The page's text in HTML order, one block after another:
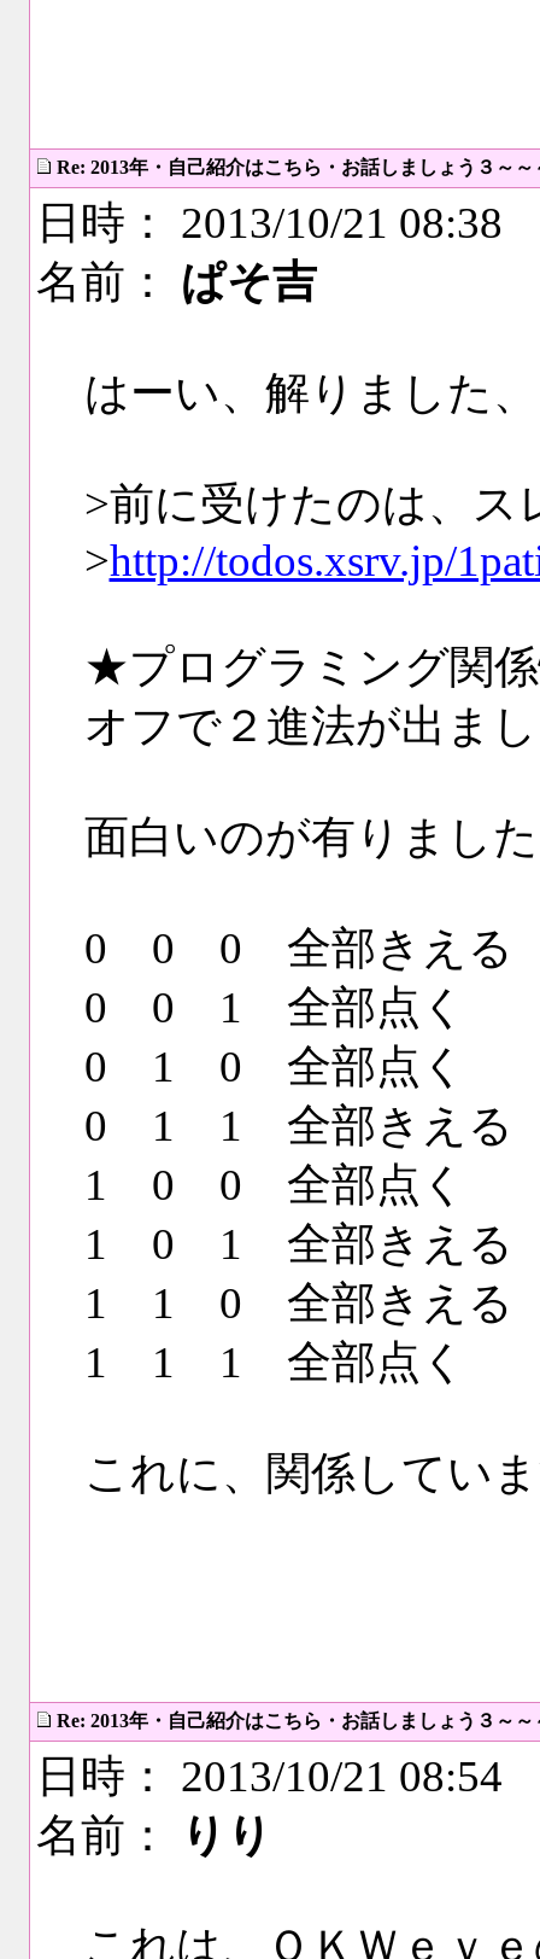
Re: 2013年・自己紹介はこちら・お話しましょう３～
日時： 2013/10/21 08:38
名前： ぱそ吉
はーい、解りました
>前に受けたのは、ス
>http://todos.xsrv.jp/
★プログラミング関
オフで２進法が出ま
面白いのが有りました
0 0 0 全部きえる
0 0 1 全部点く
0 1 0 全部点く
0 1 1 全部きえる
1 0 0 全部点く
1 0 1 全部きえる
1 1 0 全部きえる
1 1 1 全部点く
これに、関係してい
Re: 2013年・自己紹介はこちら・お話しましょう３～
日時： 2013/10/21 08:54
名前：
りり
これは、ＯＫＷｅｖ